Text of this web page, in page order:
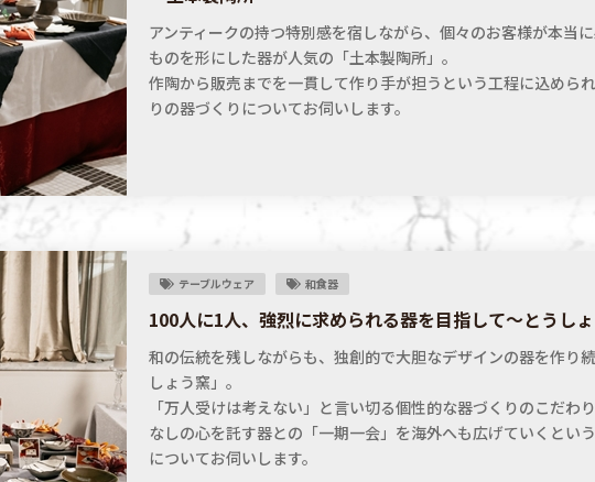
アンティークの持つ特別感を宿しながら、個々のお客様が本当
ものを形にした器が人気の「土本製陶所」。
作陶から販売までを一貫して作り手が担うという工程に込めら
りの器づくりについてお伺いします。
テーブルウェア 和食器
100人に1人、強烈に求められる器を目指して～とうし
和の伝統を残しながらも、独創的で大胆なデザインの器を作り
しょう窯」。
「万人受けは考えない」と言い切る個性的な器づくりのこだわ
なしの心を託す器との「一期一会」を海外へも広げていくとい
についてお伺いします。